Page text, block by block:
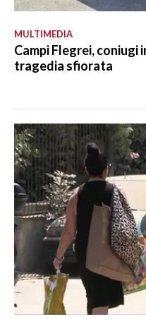
MULTIMEDIA
Campi Flegrei, coniugi
tragedia sfiorata